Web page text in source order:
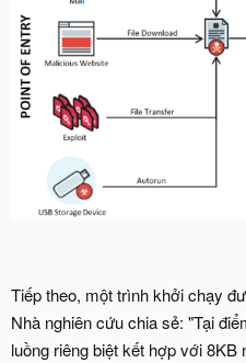
Tiếp theo, một trình khởi chạy
Nhà nghiên cứu chia sẻ: "Tại
luồng riêng biệt kết hợp với